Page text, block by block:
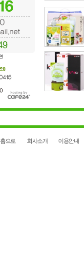
홈으로 회사소개 이용안내